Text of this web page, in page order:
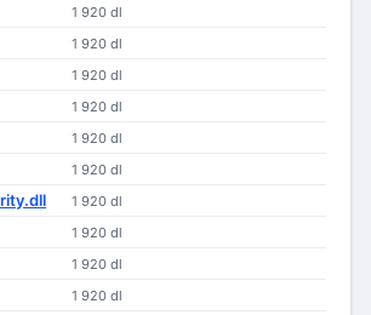
1 920 dl
1 920 dl
1 920 dl
1 920 dl
1 920 dl
1 920 dl
1 920 dl
1 920 dl
1 920 dl
1 920 dl